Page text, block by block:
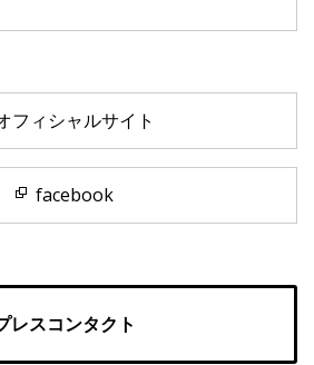
フィシャルサイト
facebook
レスコンタクト